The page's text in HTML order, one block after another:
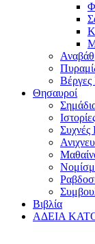
Βέργες
Θησαυροί
Συχνές
Βιβλία
ΑΔΕΙΑ